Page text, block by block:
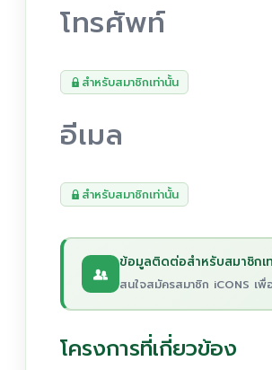
โทรศัพท์
สำหรับสมาชิกเท่านั้น
อีเมล
สำหรับสมาชิกเท่านั้น
ข้อมูลติดต่อสำหรับสมาชิกเ
สนใจสมัครสมาชิก iCONS เพื่
โครงการที่เกี่ยวข้อง